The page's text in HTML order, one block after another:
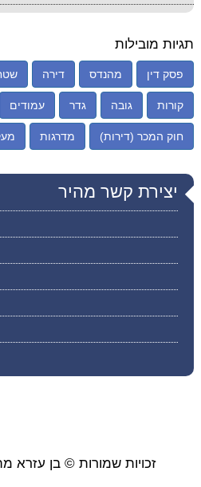
תגיות מובילות
פסק דין מהנדס דירה
קורות גובה גדר עמודים
חוק המכר (דירות) מדרגות
יצירת קשר מהיר
זכויות שמורות © בן עזרא